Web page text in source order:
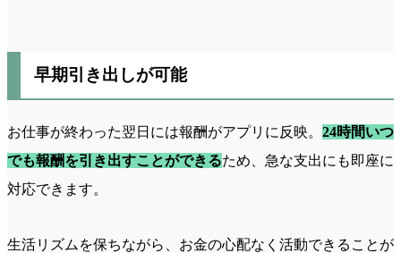
早期引き出しが可能
お仕事が終わった翌日には報酬がアプリに反映。 24時間いつ
でも報酬を引き出すことができるため、急な支出にも即座に
対応できます。
生活リズムを保ちながら、お金の心配なく活動できることが